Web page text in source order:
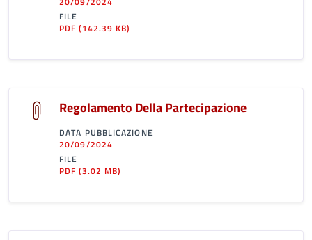
FILE
PDF(142.39 KB)
Regolamento Della Partecipazione
DATA PUBBLICAZIONE
20/09/2024
FILE
PDF(3.02 MB)